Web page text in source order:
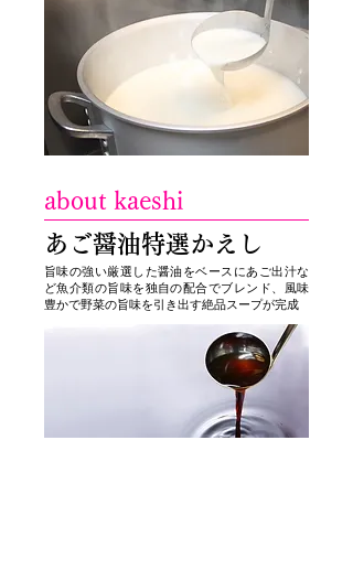
旨味の強い厳選した醤油をベースにあご出汁な
ど魚介類の旨味を独自の配合でブレンド、風味
豊かで野菜の旨味を引き出す絶品スープが完成
​あご醤油特選かえし
about kaeshi